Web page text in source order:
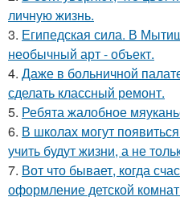
личную жизнь.
3. Египедская сила. В
необычный арт - объект.
4. Даже в больничной
сделать классный ремонт.
5. Ребята жалобное
6. В школах могут
учить будут жизни, а не
7. Вот что бывает, когда
оформление детской